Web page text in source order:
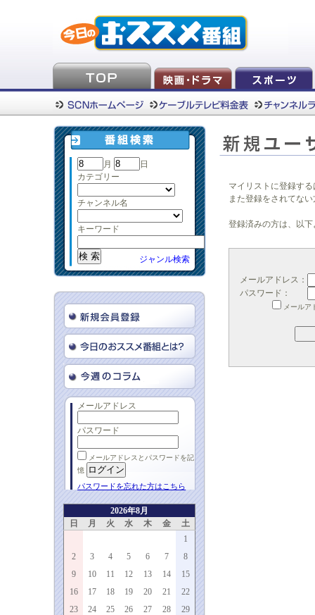
月
日
カテゴリー
チャンネル名
キーワード
ジャンル検索
メールアドレス
パスワード
メールアドレスとパスワードを記
憶
パスワードを忘れた方はこちら
2026年8月
日
月 火 水 木 金
土
1
2
3 4 5 6 7
8
9
10 11 12 13 14
15
16
17 18 19 20 21
22
23
24 25 26 27 28
29
マイリストに登録す
また登録をされてな
登録済みの方は、以
メールアドレス：
パスワード：
メールア